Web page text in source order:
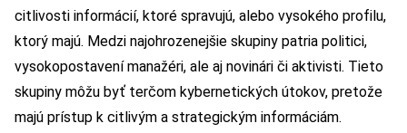
citlivosti informácií, ktoré spravujú, alebo vysokého profilu,
ktorý majú. Medzi najohrozenejšie skupiny patria politici,
vysokopostavení manažéri, ale aj novinári či aktivisti. Tieto
skupiny môžu byť terčom kybernetických útokov, pretože
majú prístup k citlivým a strategickým informáciám.